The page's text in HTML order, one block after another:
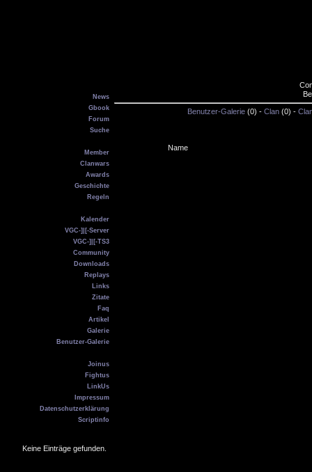
News
Gbook
Forum
Suche
Member
Clanwars
Awards
Geschichte
Regeln
Kalender
VGC-]|[-Server
VGC-]|[-TS3
Community
Downloads
Replays
Links
Zitate
Faq
Artikel
Galerie
Benutzer-Galerie
Joinus
Fightus
LinkUs
Impressum
Datenschutzerklärung
Scriptinfo
Keine Einträge gefunden.
Benutzer-Galerie(0) - Clan(0) -
Name